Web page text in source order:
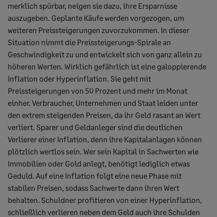
merklich spürbar, neigen sie dazu, ihre Ersparnisse
auszugeben. Geplante Käufe werden vorgezogen, um
weiteren Preissteigerungen zuvorzukommen. In dieser
Situation nimmt die Preissteigerungs-Spirale an
Geschwindigkeit zu und entwickelt sich von ganz allein zu
höheren Werten. Wirklich gefährlich ist eine galoppierende
Inflation oder Hyperinflation. Sie geht mit
Preissteigerungen von 50 Prozent und mehr im Monat
einher. Verbraucher, Unternehmen und Staat leiden unter
den extrem steigenden Preisen, da ihr Geld rasant an Wert
verliert. Sparer und Geldanleger sind die deutlichen
Verlierer einer Inflation, denn ihre Kapitalanlagen können
plötzlich wertlos sein. Wer sein Kapital in Sachwerten wie
Immobilien oder Gold anlegt, benötigt lediglich etwas
Geduld. Auf eine Inflation folgt eine neue Phase mit
stabilen Preisen, sodass Sachwerte dann ihren Wert
behalten. Schuldner profitieren von einer Hyperinflation,
schließlich verlieren neben dem Geld auch ihre Schulden